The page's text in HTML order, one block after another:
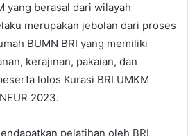
yang berasal dari wilayah
merupakan jebolan dari proses
BUMN BRI yang memiliki
kerajinan, pakaian, dan
lolos Kurasi BRI UMKM
2023.
pelatihan oleh BRI